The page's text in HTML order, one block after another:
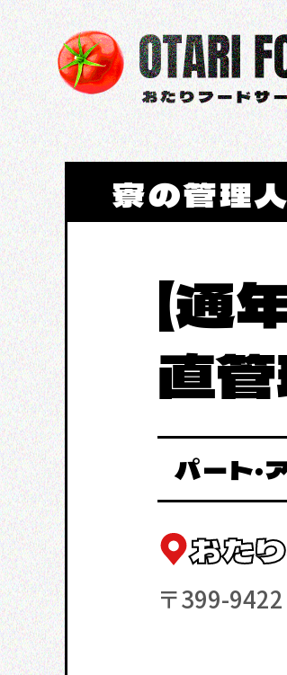
コ
ン
テ
ン
ツ
へ
ス
キ
ッ
プ
寮の管理人
【通
直
パート・
おた
〒399-